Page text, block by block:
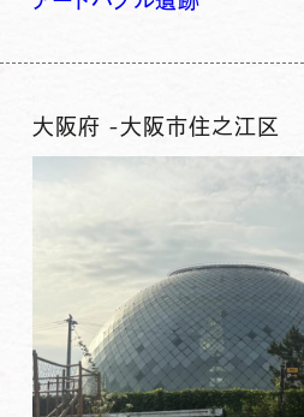
大阪府 -大阪市住之江区